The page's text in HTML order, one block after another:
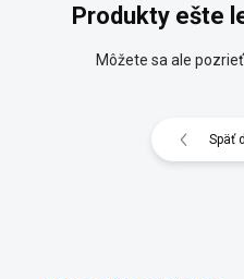
Produkty ešte
Môžete sa ale
Späť